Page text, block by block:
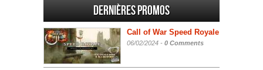
Dernières promos
Call of War Speed Royale
06/02/2024 - 0 Comments